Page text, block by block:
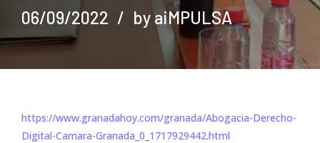
06/09/2022 by aiMPULSA
https://www.granadahoy.com/granada/Abogacia-Derecho-
Digital-Camara-Granada_0_1717929442.html